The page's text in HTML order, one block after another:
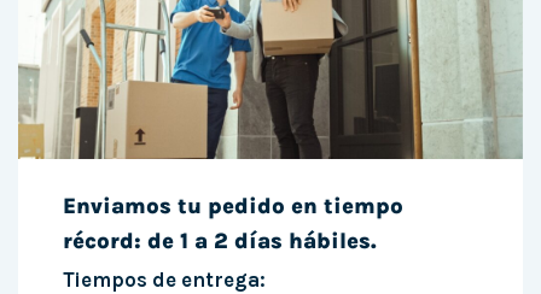
Enviamos tu pedido en tiempo
récord: de 1 a 2 días hábiles.
Tiempos de entrega: